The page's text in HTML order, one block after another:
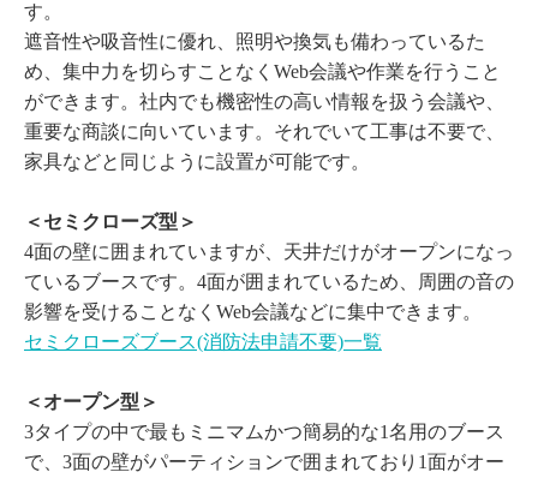
す。
遮音性や吸音性に優れ、照明や換気も備わっているた
め、集中力を切らすことなくWeb会議や作業を行うこと
ができます。社内でも機密性の高い情報を扱う会議や、
重要な商談に向いています。それでいて工事は不要で、
家具などと同じように設置が可能です。
＜セミクローズ型＞
4面の壁に囲まれていますが、天井だけがオープンになっ
ているブースです。4面が囲まれているため、周囲の音の
影響を受けることなくWeb会議などに集中できます。
セミクローズブース(消防法申請不要)一覧
＜オープン型＞
3タイプの中で最もミニマムかつ簡易的な1名用のブース
で、3面の壁がパーティションで囲まれており1面がオー